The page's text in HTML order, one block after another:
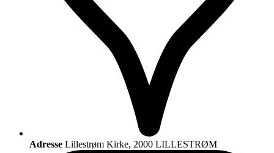
Adresse Lillestrøm Kirke, 2000 LILLESTRØM